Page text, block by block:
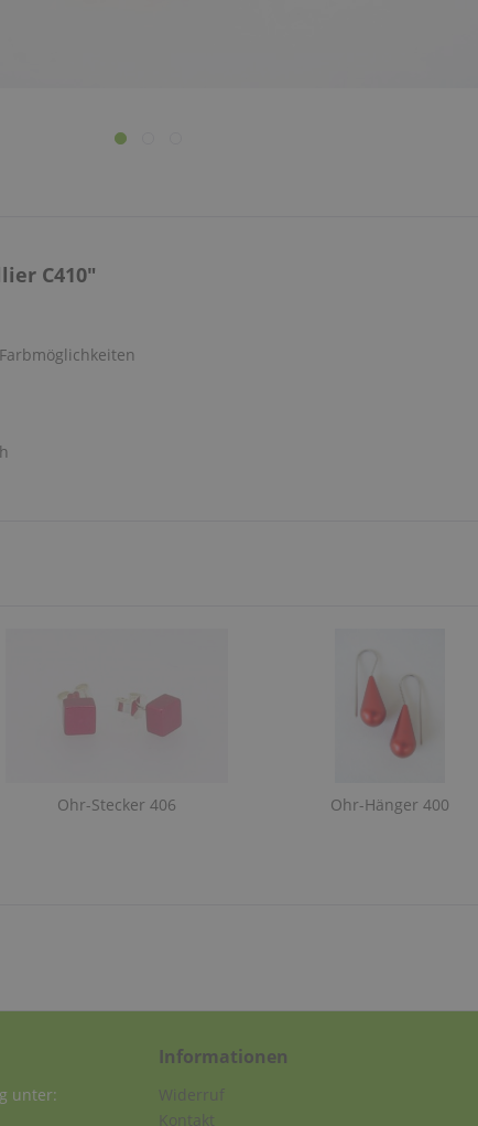
C410"
Ohr-Stecker 406 Ohr-Hänger 400
unter:
Informationen
Widerruf
Kontakt